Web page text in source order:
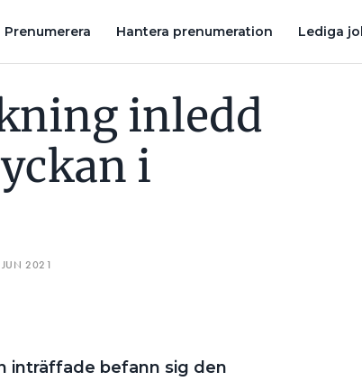
Prenumerera Hantera prenumeration Lediga
inledd
i
2021
inträffade befann sig den
LINJEMONTÖR DÖD I ELOLYCKA MED SKYLIFT